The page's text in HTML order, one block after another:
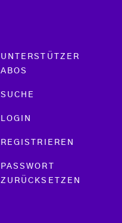
UNTERSTÜTZER
ABOS
SUCHE
LOGIN
REGISTRIEREN
PASSWORT
ZURÜCKSETZEN